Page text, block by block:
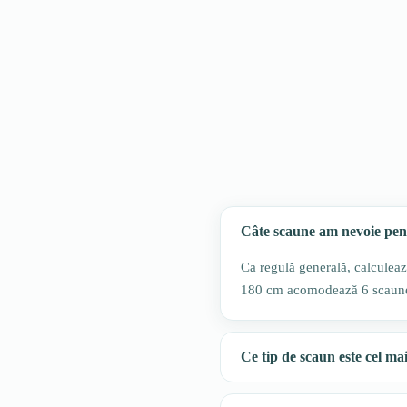
Câte scaune am nevoie
Ca regulă generală,
180 cm acomodează 6
Ce tip de scaun este cel